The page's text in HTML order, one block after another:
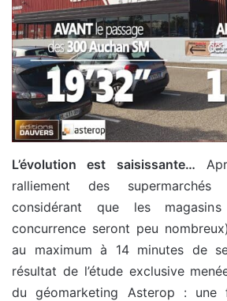
L’évolution est saisissante…
ralliement des
considérant que les
concurrence seront peu
au maximum à 14 minutes de
résultat de l’étude exclusive
du géomarketing Asterop : une